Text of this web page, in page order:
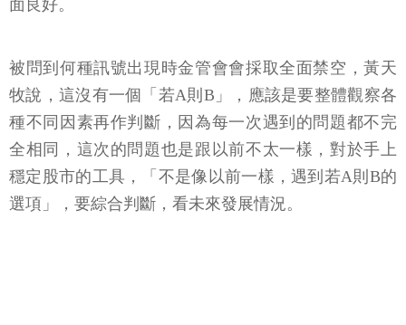
面良好。
被問到何種訊號出現時金管會會採取全面禁空，黃天
牧說，這沒有一個「若A則B」，應該是要整體觀察各
種不同因素再作判斷，因為每一次遇到的問題都不完
全相同，這次的問題也是跟以前不太一樣，對於手上
穩定股市的工具，「不是像以前一樣，遇到若A則B的
選項」，要綜合判斷，看未來發展情況。